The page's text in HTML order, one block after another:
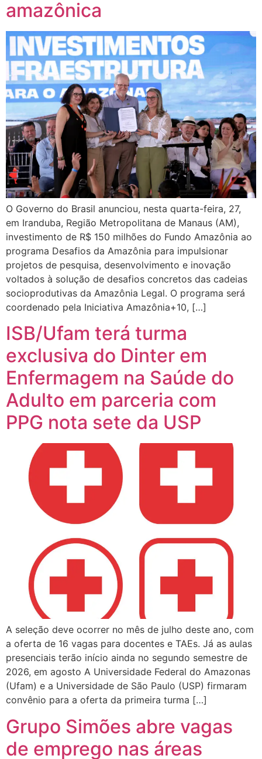
amazônica
O Governo do Brasil anunciou, nesta quarta-feira, 27,
em Iranduba, Região Metropolitana de Manaus (AM),
investimento de R$ 150 milhões do Fundo Amazônia ao
programa Desafios da Amazônia para impulsionar
projetos de pesquisa, desenvolvimento e inovação
voltados à solução de desafios concretos das cadeias
socioprodutivas da Amazônia Legal. O programa será
coordenado pela Iniciativa Amazônia+10, […]
ISB/Ufam terá turma
exclusiva do Dinter em
Enfermagem na Saúde do
Adulto em parceria com
PPG nota sete da USP
A seleção deve ocorrer no mês de julho deste ano, com
a oferta de 16 vagas para docentes e TAEs. Já as aulas
presenciais terão início ainda no segundo semestre de
2026, em agosto A Universidade Federal do Amazonas
(Ufam) e a Universidade de São Paulo (USP) firmaram
convênio para a oferta da primeira turma […]
Grupo Simões abre vagas
de emprego nas áreas